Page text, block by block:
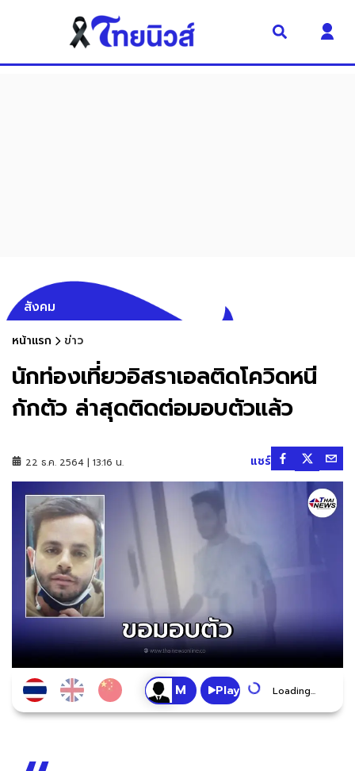
สังคม
หน้าแรก ข่าว
นักท่องเที่ยวอิสราเอลติดโควิดหนี
กักตัว ล่าสุดติดต่อมอบตัวแล้ว
22 ธ.ค. 2564 | 13:16 น. แชร์
Play Loading...